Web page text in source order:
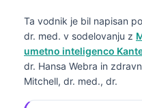
Ta vodnik je bil napisan
dr. med. v sodelovanju z
umetno inteligenco
dr. Hansa Webra in
Mitchell, dr. med., dr.